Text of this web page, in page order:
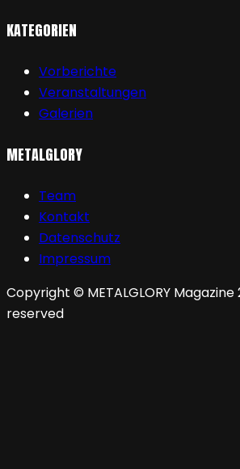
KATEGORIEN
Vorberichte
Veranstaltungen
Galerien
METALGLORY
Team
Kontakt
Datenschutz
Impressum
Copyright © METALGLORY Magazine
reserved